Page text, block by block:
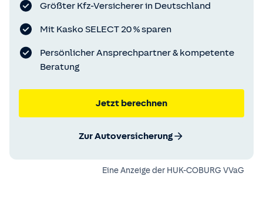
Größter Kfz-Versicherer in Deutschland
Mit Kasko SELECT 20 % sparen
Persönlicher Ansprechpartner & kompetente
Beratung
Jetzt berechnen
Zur Autoversicherung
Eine Anzeige der HUK-COBURG VVaG